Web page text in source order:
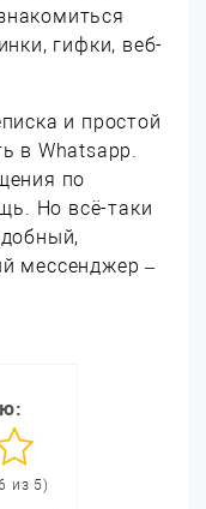
гифки, веб-
и простой
в Whatsapp.
по
Но всё-таки
мессенджер –
из 5)